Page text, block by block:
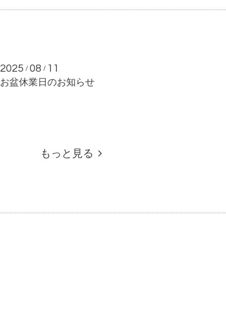
2025 / 08 / 11
お盆休業日のお知らせ
もっと見る